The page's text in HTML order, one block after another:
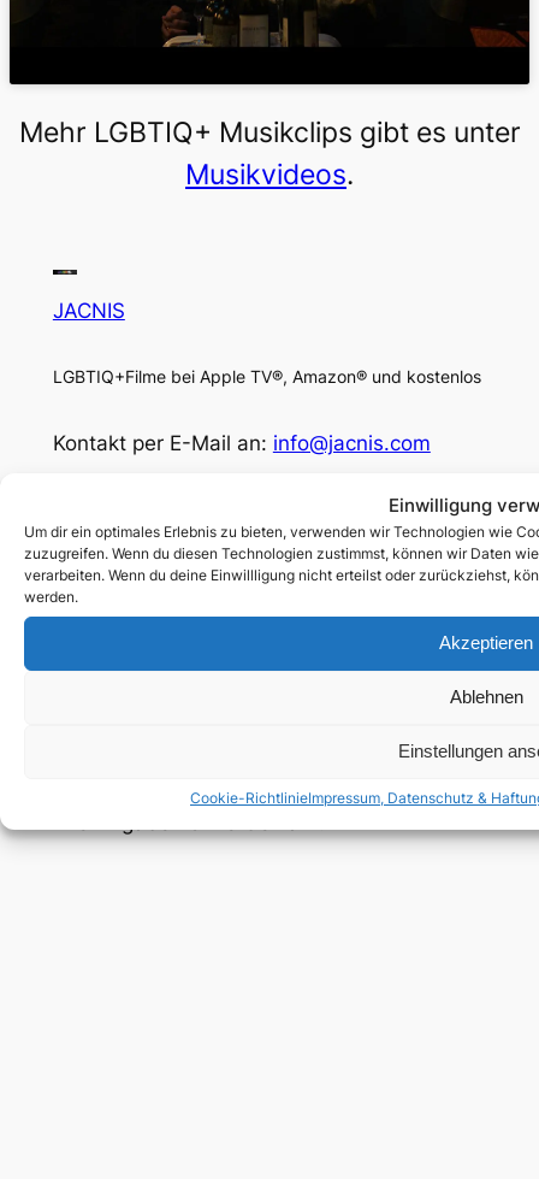
Einwilligung
Um dir ein optimales Erlebnis zu bieten, verwenden wir Technologien wie
zuzugreifen. Wenn du diesen Technologien zustimmst, können wir Daten
verarbeiten. Wenn du deine Einwillligung nicht erteilst oder zurückziehst,
werden.
Akzeptieren
Ablehnen
Einstellungen
Cookie-RichtlinieImpressum, Datenschutz &
Mehr LGBTIQ+ Musikclips gibt es unter
Musikvideos.
JACNIS
LGBTIQ+Filme bei Apple TV®, Amazon® und kostenlos
Kontakt per E-Mail an: info@jacnis.com
Social
© 2025 by Jacnis.com